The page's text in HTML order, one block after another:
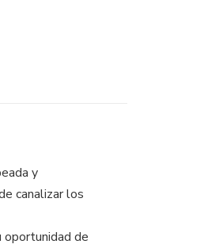
y
canalizar los
oportunidad de